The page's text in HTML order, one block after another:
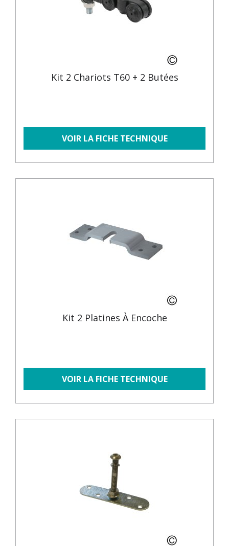
Kit 2 Chariots T60 + 2 Butées
VOIR LA FICHE TECHNIQUE
Kit 2 Platines À Encoche
VOIR LA FICHE TECHNIQUE